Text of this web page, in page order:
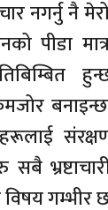
नगर्नु नै
पीडा
सबै
विषय